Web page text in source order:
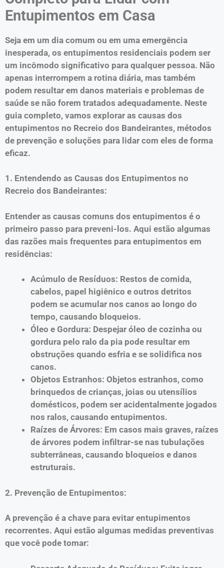
Entupimentos em Casa
Seja em um dia comum ou em uma emergência
inesperada, os entupimentos residenciais podem ser
um incômodo significativo para qualquer pessoa. Não
apenas interrompem a rotina diária, mas também
podem resultar em danos materiais e problemas de
saúde se não forem tratados adequadamente. Neste
guia completo, vamos explorar as causas dos
entupimentos no Recreio dos Bandeirantes, métodos
de prevenção e soluções para lidar com eles de forma
eficaz.
1. Entendendo as Causas dos Entupimentos no
Recreio dos Bandeirantes:
Entender as causas comuns dos entupimentos é o
primeiro passo para preveni-los. Aqui estão algumas
das razões mais frequentes para entupimentos em
residências:
Acúmulo de Resíduos: Restos de comida,
cabelos, papel higiênico e outros detritos
podem se acumular nos canos ao longo do
tempo, causando bloqueios.
Óleo e Gordura: Despejar óleo de cozinha ou
gordura pelo ralo da pia pode resultar em
obstruções quando esfria e se solidifica nos
canos.
Objetos Estranhos: Objetos estranhos, como
brinquedos de crianças, joias ou utensílios
domésticos, podem ser acidentalmente jogados
nos ralos, causando entupimentos.
Raízes de Árvores: Em casos mais graves, raízes
de árvores podem infiltrar-se nas tubulações
subterrâneas, causando bloqueios e danos
estruturais.
2. Prevenção de Entupimentos:
A prevenção é a chave para evitar entupimentos
recorrentes. Aqui estão algumas medidas preventivas
que você pode tomar: